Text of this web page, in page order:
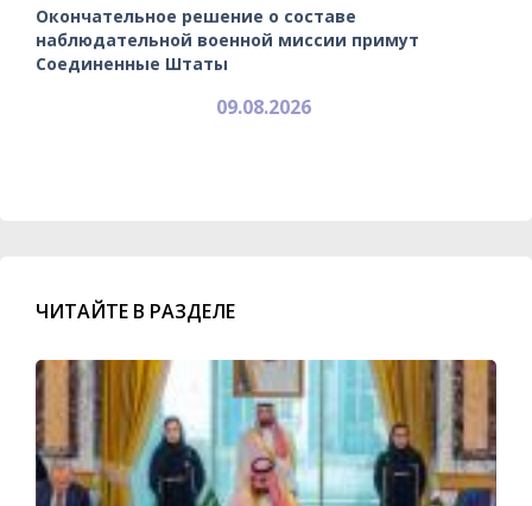
Окончательное решение о составе
наблюдательной военной миссии примут
Соединенные Штаты
09.08.2026
ЧИТАЙТЕ В РАЗДЕЛЕ